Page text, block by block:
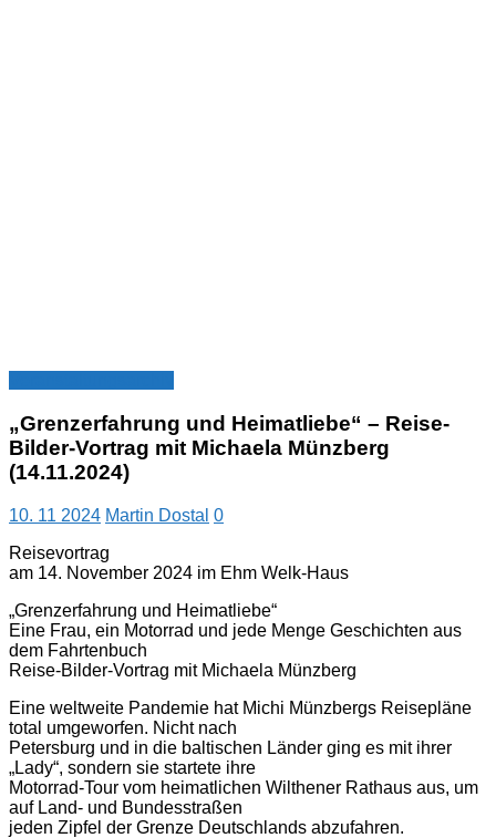
„Grenzerfahrung und Heimatliebe“ – Reise-
Bilder-Vortrag mit Michaela Münzberg
(14.11.2024)
10. 11 2024 Martin Dostal 0
Reisevortrag
am 14. November 2024 im Ehm Welk-Haus
„Grenzerfahrung und Heimatliebe“
Eine Frau, ein Motorrad und jede Menge Geschichten aus
dem Fahrtenbuch
Reise-Bilder-Vortrag mit Michaela Münzberg
Eine weltweite Pandemie hat Michi Münzbergs Reisepläne
total umgeworfen. Nicht nach
Petersburg und in die baltischen Länder ging es mit ihrer
„Lady“, sondern sie startete ihre
Motorrad-Tour vom heimatlichen Wilthener Rathaus aus, um
auf Land- und Bundesstraßen
jeden Zipfel der Grenze Deutschlands abzufahren.